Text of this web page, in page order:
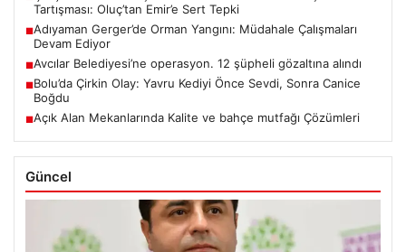
Tartışması: Oluç’tan Emir’e Sert Tepki
■Adıyaman Gerger’de Orman Yangını: Müdahale Çalışmaları
Devam Ediyor
■Avcılar Belediyesi’ne operasyon. 12 şüpheli gözaltına alındı
■Bolu’da Çirkin Olay: Yavru Kediyi Önce Sevdi, Sonra Canice
Boğdu
■Açık Alan Mekanlarında Kalite ve bahçe mutfağı Çözümleri
Güncel